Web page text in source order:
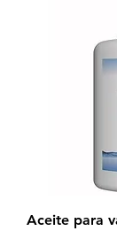
Aceite para